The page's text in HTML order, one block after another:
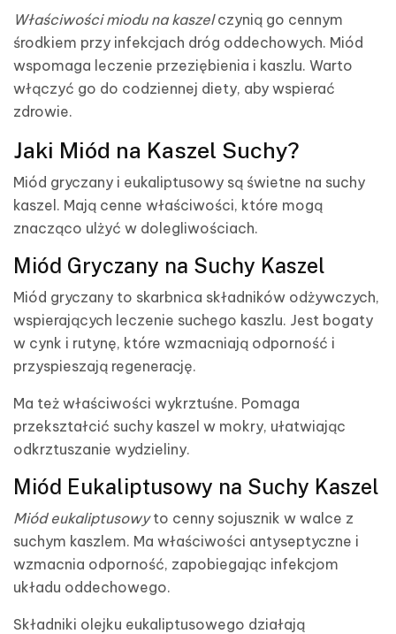
Właściwości miodu na kaszelczynią go cennym
środkiem przy infekcjach dróg oddechowych. Miód
wspomaga leczenie przeziębienia i kaszlu. Warto
włączyć go do codziennej diety, aby wspierać
zdrowie.
Jaki Miód na Kaszel Suchy?
Miód gryczany i eukaliptusowy są świetne na suchy
kaszel. Mają cenne właściwości, które mogą
znacząco ulżyć w dolegliwościach.
Miód Gryczany na Suchy Kaszel
Miód gryczany to skarbnica składników odżywczych,
wspierających leczenie suchego kaszlu. Jest bogaty
w cynk i rutynę, które wzmacniają odporność i
przyspieszają regenerację.
Ma też właściwości wykrztuśne. Pomaga
przekształcić suchy kaszel w mokry, ułatwiając
odkrztuszanie wydzieliny.
Miód Eukaliptusowy na Suchy Kaszel
Miód eukaliptusowyto cenny sojusznik w walce z
suchym kaszlem. Ma właściwości antyseptyczne i
wzmacnia odporność, zapobiegając infekcjom
układu oddechowego.
Składniki olejku eukaliptusowego działają